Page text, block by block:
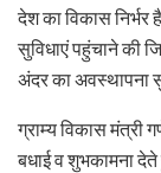
देश का विकास निर्भर
सुविधाएं पहुंचाने की
अंदर का अवस्थापना
ग्राम्य विकास मंत्री
बधाई व शुभकामना